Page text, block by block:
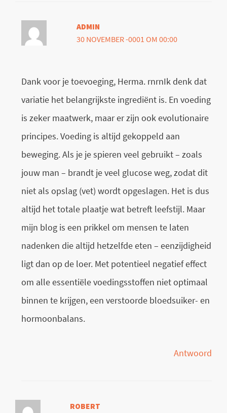
ADMIN
30 NOVEMBER -0001 OM 00:00
Dank voor je toevoeging, Herma. rnrnIk denk dat
variatie het belangrijkste ingrediënt is. En voeding
is zeker maatwerk, maar er zijn ook evolutionaire
principes. Voeding is altijd gekoppeld aan
beweging. Als je je spieren veel gebruikt – zoals
jouw man – brandt je veel glucose weg, zodat dit
niet als opslag (vet) wordt opgeslagen. Het is dus
altijd het totale plaatje wat betreft leefstijl. Maar
mijn blog is een prikkel om mensen te laten
nadenken die altijd hetzelfde eten – eenzijdigheid
ligt dan op de loer. Met potentieel negatief effect
om alle essentiële voedingsstoffen niet optimaal
binnen te krijgen, een verstoorde bloedsuiker- en
hormoonbalans.
Antwoord
ROBERT